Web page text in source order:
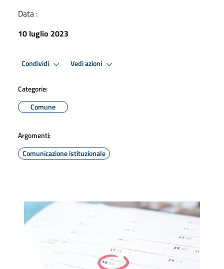
Data :
10 luglio 2023
Condividi Vedi azioni
Categorie:
Comune
Argomenti:
Comunicazione istituzionale